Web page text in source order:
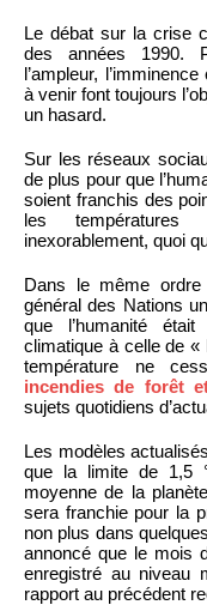
Le débat sur la crise
des années 1990.
l’ampleur,
à venir font toujours
un hasard.
Sur les réseaux
de plus pour que
soient franchis des
les
inexorablement, quoi
Dans le même ordre
général des Nations
que l’humanité
climatique à celle de «
température ne
incendies de forêt
sujets quotidiens
Les modèles
que la limite de 1,5
moyenne de la
sera franchie pour la
non plus dans
annoncé que le mois
enregistré au niveau
rapport au précédent